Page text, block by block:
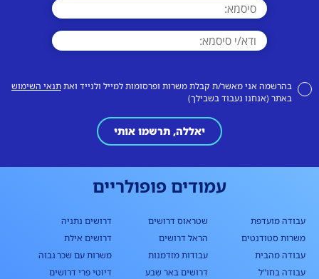
בהרשמה אני מאשר/ת קבלת משרות ופרסומות למייל ולנייד ואתתנאי השימוש
באתר (אנחנו נעבוד בשבילך)
יאללה, תרשמו אותי
עמודים פופולריים
עבודה מועדפת
משרות סטודנטים
עבודה מהבית
עבודה בחו"ל
שטראוס דרושים
הראל דרושים
עבודות מזדמנות
דרושים באר שבע
דרושים נתניה
דרושים אילת
משרות עם שכר גבוה
דיוטי פרי דרושים